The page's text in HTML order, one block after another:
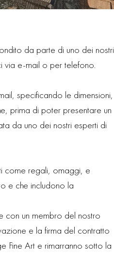
da parte di uno dei nostri
via e-mail o per telefono.
specificando le dimensioni,
prima di poter presentare un
da uno dei nostri esperti di
come regali, omaggi, e
e che includono la
con un membro del nostro
e la firma del contratto
Fine Art e rimarranno sotto la